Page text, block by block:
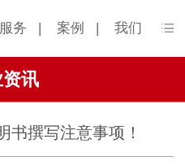
服务 | 案例 | 我们
讯
书撰写注意事项！